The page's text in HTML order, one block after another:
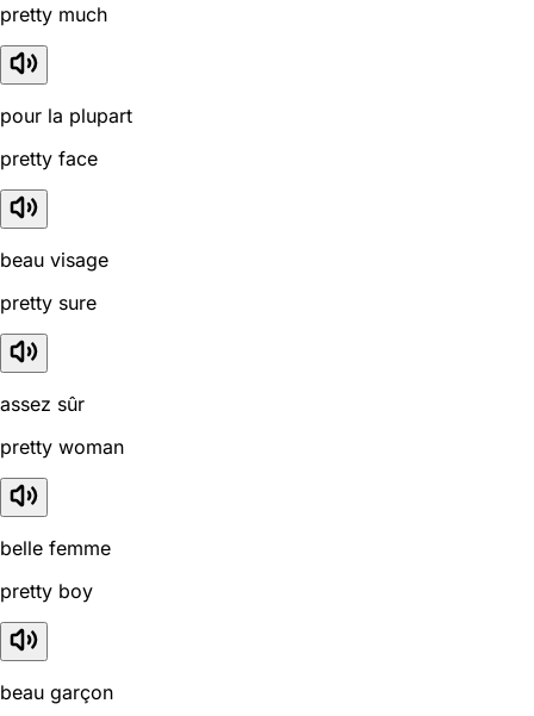
pretty much
pour la plupart
pretty face
beau visage
pretty sure
assez sûr
pretty woman
belle femme
pretty boy
beau garçon